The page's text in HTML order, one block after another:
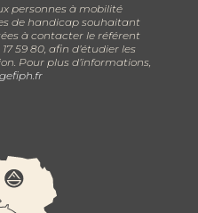
personnes à mobilité
de handicap souhaitant
à contacter le référent
59 80, afin d’étudier les
Pour plus d’informations,